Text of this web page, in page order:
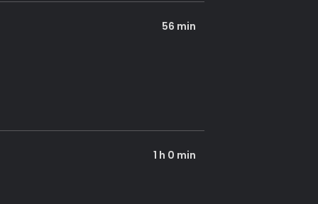
56 min
1 h 0 min